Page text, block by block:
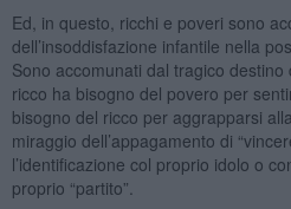
Ed, in questo, ricchi e poveri sono
dell’insoddisfazione infantile nella
Sono accomunati dal tragico destino
ricco ha bisogno del povero per
bisogno del ricco per aggrapparsi
miraggio dell’appagamento di
l’identificazione col proprio idolo o
proprio “partito”.